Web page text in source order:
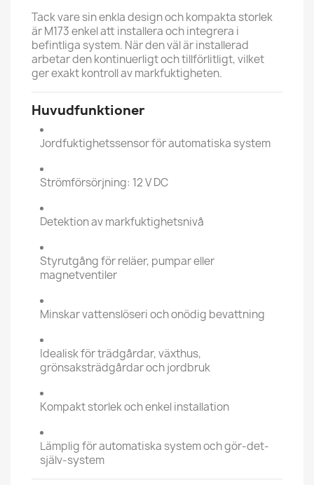
Tack vare sin enkla design och kompakta storlek
är M173 enkel att installera och integrera i
befintliga system. När den väl är installerad
arbetar den kontinuerligt och tillförlitligt, vilket
ger exakt kontroll av markfuktigheten.
Huvudfunktioner
Jordfuktighetssensor för automatiska system
Strömförsörjning: 12 V DC
Detektion av markfuktighetsnivå
Styrutgång för reläer, pumpar eller
magnetventiler
Minskar vattenslöseri och onödig bevattning
Idealisk för trädgårdar, växthus,
grönsaksträdgårdar och jordbruk
Kompakt storlek och enkel installation
Lämplig för automatiska system och gör-det-
själv-system